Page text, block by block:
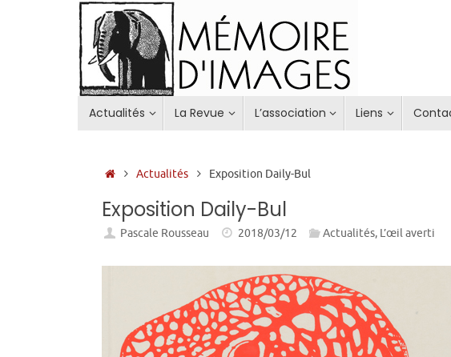
Actualités La Revue L’association Liens
Accueil
Actualités Exposition Daily-Bul
Exposition Daily-Bul
Pascale Rousseau 2018/03/12 Actualités, L’œil averti